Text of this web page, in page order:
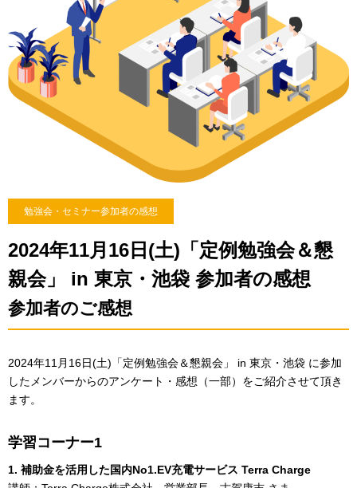
勉強会・セミナー参加者の感想
2024年11月16日(土)「定例勉強会＆懇
親会」 in 東京・池袋 参加者の感想
参加者のご感想
2024年11月16日(土)「定例勉強会＆懇親会」 in 東京・池袋 に参加
したメンバーからのアンケート・感想（一部）をご紹介させて頂き
ます。
学習コーナー1
1. 補助金を活用した国内No1.EV充電サービス Terra Charge